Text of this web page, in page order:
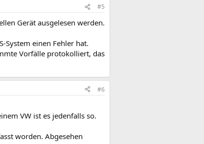
#5
Gerät ausgelesen werden.
System einen Fehler hat.
Vorfälle protokolliert, das
#6
VW ist es jedenfalls so.
worden. Abgesehen